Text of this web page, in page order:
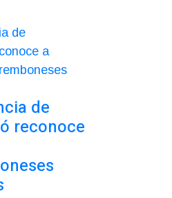
de
reconoce